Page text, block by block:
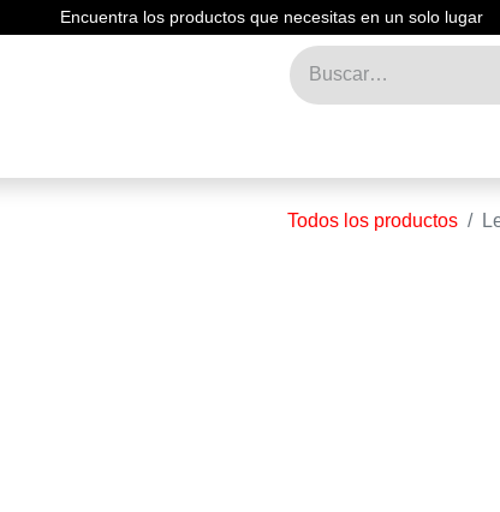
Encuentra los productos que necesitas en un solo lugar
Todos los productos